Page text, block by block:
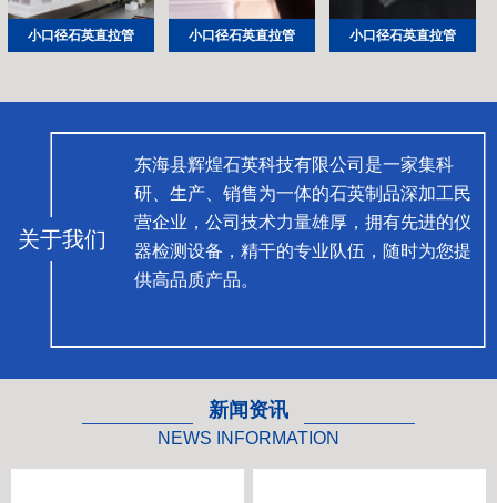
小口径石英直拉管 小口径石英直拉管 小口径石英直拉管
关于我们
东海县辉煌石英科技有限公司是一家集科
研、生产、销售为一体的石英制品深加工民
营企业，公司技术力量雄厚，拥有先进的仪
器检测设备，精干的专业队伍，随时为您提
供高品质产品。
新闻资讯
NEWS INFORMATION